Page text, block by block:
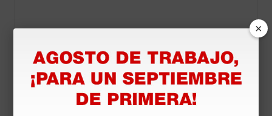
Documentos
descargables
×